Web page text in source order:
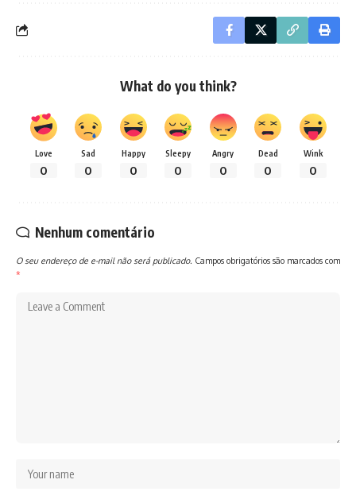
What do you think?
Love
0
Sad
0
Happy
0
Sleepy
0
Angry
0
Dead
0
Wink
0
Nenhum comentário
O seu endereço de e-mail não será publicado. Campos obrigatórios são marcados com
*